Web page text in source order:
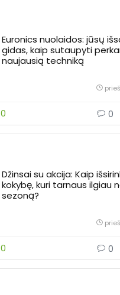
Euronics nuolaidos: jūsų
gidas, kaip sutaupyti
naujausią techniką
0 0
Džinsai su akcija: Kaip
kokybę, kuri tarnaus ilgiau
sezoną?
0 0